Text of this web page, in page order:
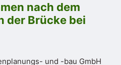
nach dem
der Brücke bei
und -bau GmbH